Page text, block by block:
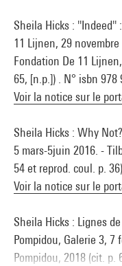
Sheila Hicks : ''Indeed''
11 Lijnen, 29
Fondation De 11
65, [n.p.]) . N° isbn 978
Voir la notice sur le
Sheila Hicks : Why
5 mars-5juin 2016. -
54 et reprod. coul. p.
Voir la notice sur le
Sheila Hicks : Lignes
Pompidou, Galerie 3, 7
Pompidou, 2018 (cit. p.